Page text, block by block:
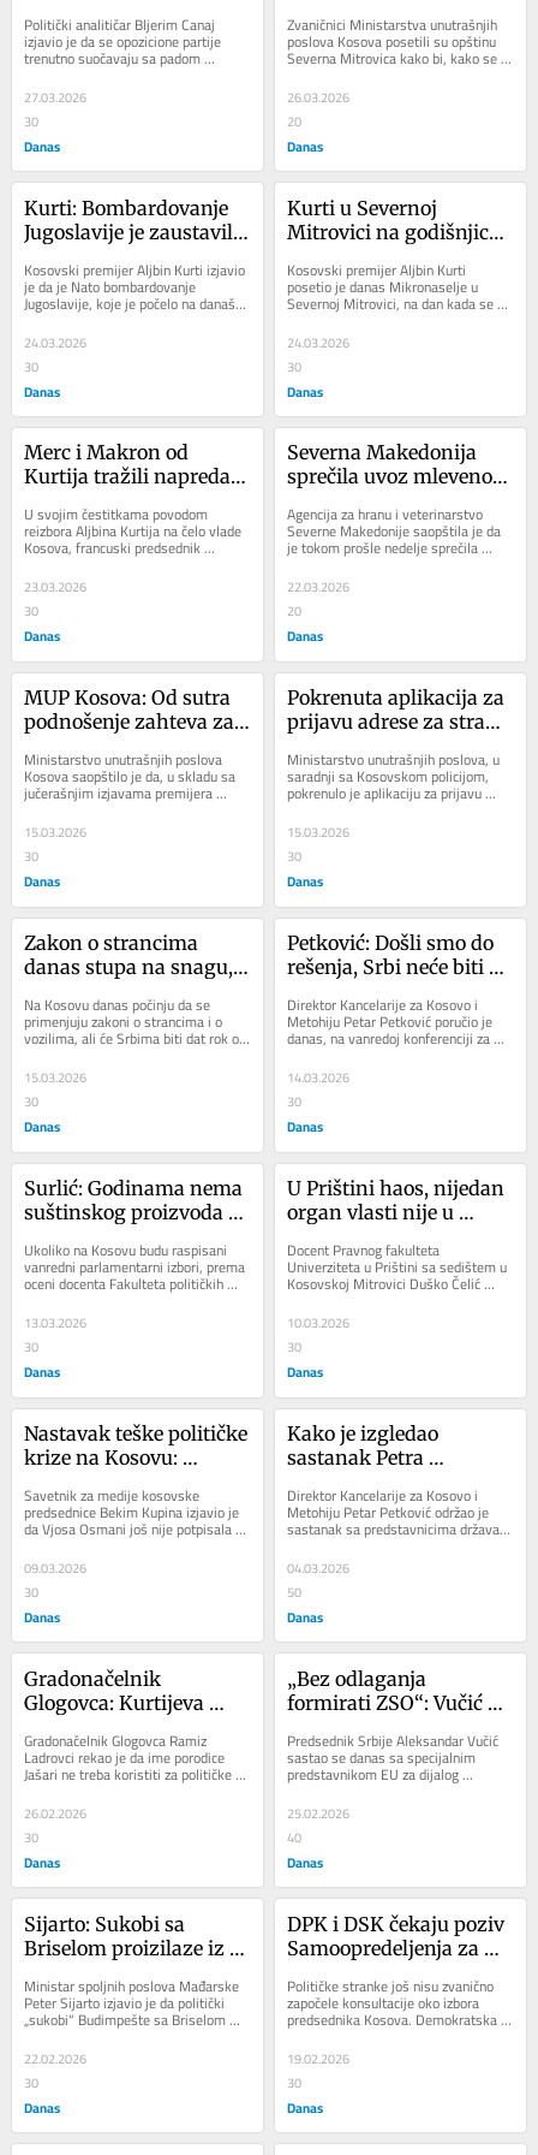
za Kurtija: On nije
vanzemaljac…
Politički analitičar Bljerim Canaj
izjavio je da se opozicione partije
trenutno suočavaju sa padom
podrške, pozivajući se na najnovija...
27.03.2026
30
Danas
podnošenja zahteva za
boravišne dozvole
Zvaničnici Ministarstva unutrašnjih
poslova Kosova posetili su opštinu
Severna Mitrovica kako bi, kako se
navodi u saopštenju, pratili proces...
26.03.2026
20
Danas
Kurti: Bombardovanje
Jugoslavije je zaustavilo
Kosovski premijer Aljbin Kurti izjavio
je da je Nato bombardovanje
Jugoslavije, koje je počelo na današnji
dan pre 27 godina, zaustavilo
„genocid...
24.03.2026
30
Danas
Kurti u Severnoj
Mitrovici na godišnjicu
bombardovanja SRJ
Kosovski premijer Aljbin Kurti
posetio je danas Mikronaselje u
Severnoj Mitrovici, na dan kada se u
tom gradu Srbi sećaju početka Nato
bombardovanja...
24.03.2026
30
Danas
Merc i Makron od
Kurtija tražili napredak
U svojim čestitkama povodom
reizbora Aljbina Kurtija na čelo vlade
Kosova, francuski predsednik
Emanuel Makron i nemački kancelar
Fridrih Merc...
23.03.2026
30
Danas
Severna Makedonija
sprečila uvoz mlevenog
oraha iz Kazahstana
Agencija za hranu i veterinarstvo
Severne Makedonije saopštila je da
je tokom prošle nedelje sprečila
ulazak 50 tona nebezbedne hrane na
makedonsko...
22.03.2026
20
Danas
MUP Kosova: Od sutra
podnošenje zahteva za
Ministarstvo unutrašnjih poslova
Kosova saopštilo je da, u skladu sa
jučerašnjim izjavama premijera
Aljbina Kurtija i specijalnog
predstavnika EU...
15.03.2026
30
Danas
Pokrenuta aplikacija za
prijavu adrese za strane
Kosovo
Ministarstvo unutrašnjih poslova, u
saradnji sa Kosovskom policijom,
pokrenulo je aplikaciju za prijavu
adrese za strane državljane koji ulaze
na...
15.03.2026
30
Danas
Zakon o strancima
danas stupa na snagu,
boravišne dozvole
Na Kosovu danas počinju da se
primenjuju zakoni o strancima i o
vozilima, ali će Srbima biti dat rok od
tri meseca za dobijanje prištinskih...
15.03.2026
30
Danas
Petković: Došli smo do
rešenja, Srbi neće biti
domovima i
institucijama
Direktor Kancelarije za Kosovo i
Metohiju Petar Petković poručio je
danas, na vanredoj konferenciji za
štampu, da se došlo do rešenja oko
Zakona...
14.03.2026
30
Danas
Surlić: Godinama nema
suštinskog proizvoda
Prištine
Ukoliko na Kosovu budu raspisani
vanredni parlamentarni izbori, prema
oceni docenta Fakulteta političkih
nauka u Beogradu Stefana Surlića, to
će...
13.03.2026
30
Danas
U Prištini haos, nijedan
organ vlasti nije u
Docent Pravnog fakulteta
Univerziteta u Prištini sa sedištem u
Kosovskoj Mitrovici Duško Čelić
izjavio je za Kosovo onlajn da je u
Prištini...
10.03.2026
30
Danas
Nastavak teške političke
krize na Kosovu:
dekret o datumu novih
izbora
Savetnik za medije kosovske
predsednice Bekim Kupina izjavio je
da Vjosa Osmani još nije potpisala
dekret o datumu izbora, navodeći da
čeka odluku...
09.03.2026
30
Danas
Kako je izgledao
sastanak Petra
predstavnicima EU?
Direktor Kancelarije za Kosovo i
Metohiju Petar Petković održao je
sastanak sa predstavnicima država
članica EU i evropskih institucija u
Briselu...
04.03.2026
50
Danas
Gradonačelnik
Glogovca: Kurtijeva
ne izgleda iskreno
Gradonačelnik Glogovca Ramiz
Ladrovci rekao je da ime porodice
Jašari ne treba koristiti za političke
interese i da poštovanje prema njima
treba...
26.02.2026
30
Danas
„Bez odlaganja
formirati ZSO“: Vučić
Sorensenom
Predsednik Srbije Aleksandar Vučić
sastao se danas sa specijalnim
predstavnikom EU za dijalog
Beograda i Prištine Peterom
Sorensenom sa kojim je...
25.02.2026
40
Danas
Sijarto: Sukobi sa
Briselom proizilaze iz
interesa Mađarske
(VIDEO)
Ministar spoljnih poslova Mađarske
Peter Sijarto izjavio je da politički
„sukobi“ Budimpešte sa Briselom
proističu iz, kako kaže, dosledne...
22.02.2026
30
Danas
DPK i DSK čekaju poziv
Samoopredeljenja za
predsednika Kosova
Političke stranke još nisu zvanično
započele konsultacije oko izbora
predsednika Kosova. Demokratska
partija Kosova traži dogovor i
politički...
19.02.2026
30
Danas